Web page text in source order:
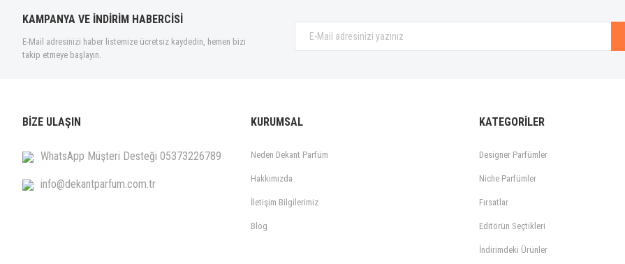
Yorum Yaz
KAMPANYA VE İNDİRİM HABERCİSİ
E-Mail adresinizi haber listemize ücretsiz kaydedin, hemen bizi
takip etmeye başlayın.
BİZE ULAŞIN
WhatsApp Müşteri Desteği 05373226789
info@dekantparfum.com.tr
KURUMSAL
Neden Dekant Parfüm
Hakkımızda
İletişim Bilgilerimiz
Blog
KATEGORİLER
Designer Parfümler
Niche Parfümler
Fırsatlar
Editörün Seçtikleri
İndirimdeki Ürünler